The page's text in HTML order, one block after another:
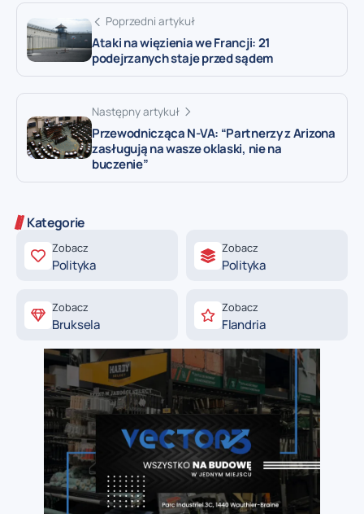
Poprzedni artykuł
Ataki na więzienia we Francji: 21
podejrzanych staje przed sądem
Następny artykuł
Przewodnicząca N-VA: “Partnerzy z Arizona
zasługują na wasze oklaski, nie na
buczenie”
Kategorie
Zobacz
Polityka
Zobacz
Polityka
Zobacz
Bruksela
Zobacz
Flandria